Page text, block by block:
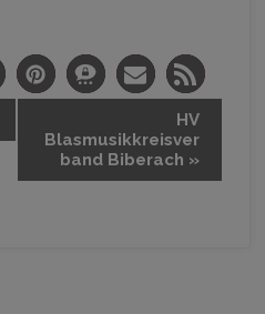
HV
Blasmusikkreisver
band Biberach »